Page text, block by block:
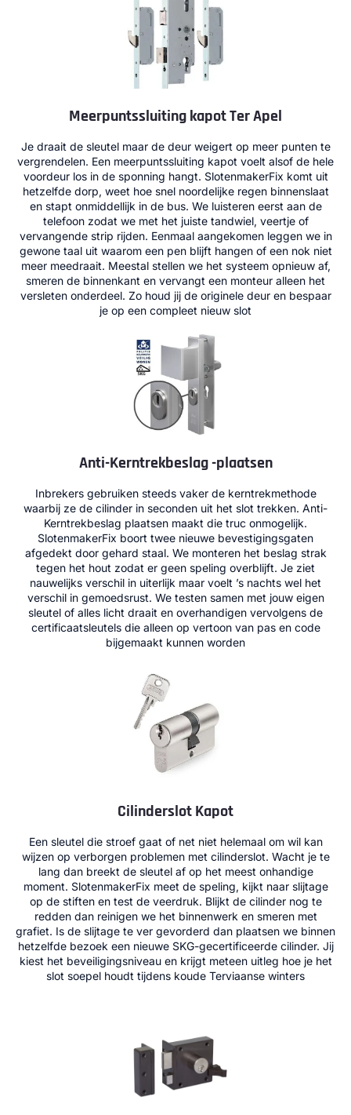
Meerpuntssluiting kapot Ter Apel
Je draait de sleutel maar de deur weigert op meer punten te
vergrendelen. Een meerpuntssluiting kapot voelt alsof de hele
voordeur los in de sponning hangt. SlotenmakerFix komt uit
hetzelfde dorp, weet hoe snel noordelijke regen binnenslaat
en stapt onmiddellijk in de bus. We luisteren eerst aan de
telefoon zodat we met het juiste tandwiel, veertje of
vervangende strip rijden. Eenmaal aangekomen leggen we in
gewone taal uit waarom een pen blijft hangen of een nok niet
meer meedraait. Meestal stellen we het systeem opnieuw af,
smeren de binnenkant en vervangt een monteur alleen het
versleten onderdeel. Zo houd jij de originele deur en bespaar
je op een compleet nieuw slot
Anti-Kerntrekbeslag -plaatsen
Inbrekers gebruiken steeds vaker de kerntrekmethode
waarbij ze de cilinder in seconden uit het slot trekken. Anti-
Kerntrekbeslag plaatsen maakt die truc onmogelijk.
SlotenmakerFix boort twee nieuwe bevestigingsgaten
afgedekt door gehard staal. We monteren het beslag strak
tegen het hout zodat er geen speling overblijft. Je ziet
nauwelijks verschil in uiterlijk maar voelt ’s nachts wel het
verschil in gemoedsrust. We testen samen met jouw eigen
sleutel of alles licht draait en overhandigen vervolgens de
certificaatsleutels die alleen op vertoon van pas en code
bijgemaakt kunnen worden
Cilinderslot Kapot
Een sleutel die stroef gaat of net niet helemaal om wil kan
wijzen op verborgen problemen met cilinderslot. Wacht je te
lang dan breekt de sleutel af op het meest onhandige
moment. SlotenmakerFix meet de speling, kijkt naar slijtage
op de stiften en test de veerdruk. Blijkt de cilinder nog te
redden dan reinigen we het binnenwerk en smeren met
grafiet. Is de slijtage te ver gevorderd dan plaatsen we binnen
hetzelfde bezoek een nieuwe SKG-gecertificeerde cilinder. Jij
kiest het beveiligingsniveau en krijgt meteen uitleg hoe je het
slot soepel houdt tijdens koude Terviaanse winters